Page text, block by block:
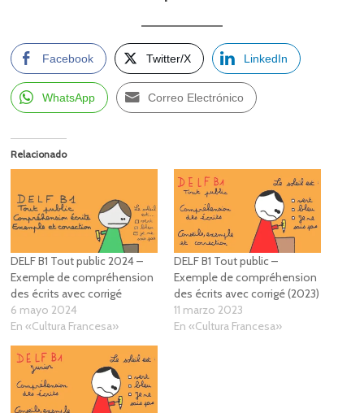
Facebook Twitter/X LinkedIn
WhatsApp Correo Electrónico
Relacionado
DELF B1 Tout public 2024 –
Exemple de compréhension
des écrits avec corrigé
6 mayo 2024
En «Cultura Francesa»
DELF B1 Tout public –
Exemple de compréhension
des écrits avec corrigé (2023)
11 marzo 2023
En «Cultura Francesa»